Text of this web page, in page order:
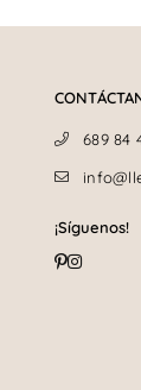
689 84
¡Síguenos!
Pinterest